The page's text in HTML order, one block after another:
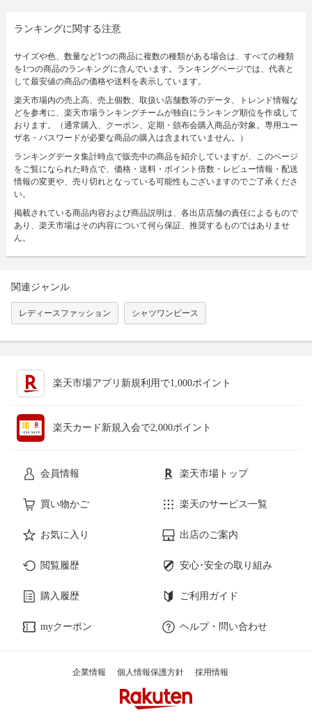
ランキングに関する注意
サイズや色、数量など1つの商品に複数の種類がある場合は、すべての種類
を1つの商品のランキングに含んでいます。ランキングページでは、代表と
して最安値の商品の価格や送料を表示しています。
楽天市場内の売上高、売上個数、取扱い店舗数等のデータ、トレンド情報な
どを参考に、楽天市場ランキングチームが独自にランキング順位を作成して
おります。（通常購入、クーポン、定期・頒布会購入商品が対象。専用ユー
ザ名・パスワードが必要な商品の購入は含まれていません。）
ランキングデータ集計時点で販売中の商品を紹介していますが、このページ
をご覧になられた時点で、価格・送料・ポイント倍数・レビュー情報・配送
情報の変更や、売り切れとなっている可能性もございますのでご了承くださ
い。
掲載されている商品内容および商品説明は、各出店店舗の責任によるもので
あり、楽天市場はその内容について何ら保証、推奨するものではありませ
ん。
関連ジャンル
レディースファッション シャツワンピース
楽天市場アプリ新規利用で1,000ポイント
楽天カード新規入会で2,000ポイント
会員情報 楽天市場トップ
買い物かご 楽天のサービス一覧
お気に入り 出店のご案内
閲覧履歴 安心･安全の取り組み
購入履歴 ご利用ガイド
myクーポン ヘルプ・問い合わせ
企業情報 個人情報保護方針 採用情報